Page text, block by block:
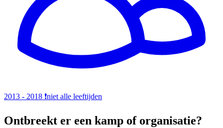
2013 - 2018 ❗️niet alle leeftijden
Ontbreekt er een kamp of organisatie?